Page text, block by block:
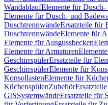
WandablaufElemente für Dusch-
Elemente für Dusch- und
DuschtrennwändeErsatzteile für
DuschtrennwändeElemente für
Elemente für Ausgussbecken
Elemente für Armaturen
GeschirrspülerErsatzteile für
GeschirrspülerElemente für
KonsollastenElemente für
KüchenspülenZubehör
GISSystemwändeErsatzteile für